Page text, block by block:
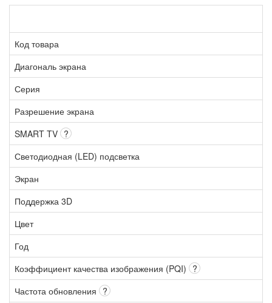
Код товара
Диагональ экрана
Серия
Разрешение экрана
SMART TV ?
Светодиодная (LED) подсветка
Экран
Поддержка 3D
Цвет
Год
Коэффициент качества изображения (PQI) ?
Частота обновления ?